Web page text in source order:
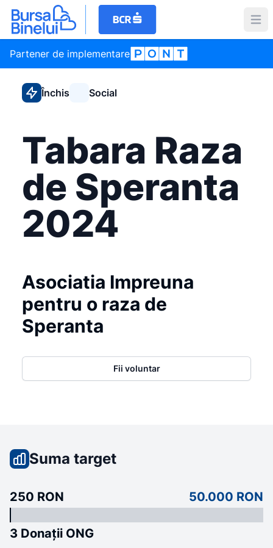
Partener de implementare
Închis Social
Tabara Raza
de Speranta
2024
Asociatia Impreuna
pentru o raza de
Speranta
Fii voluntar
Suma target
250 RON 50.000 RON
3 Donații ONG